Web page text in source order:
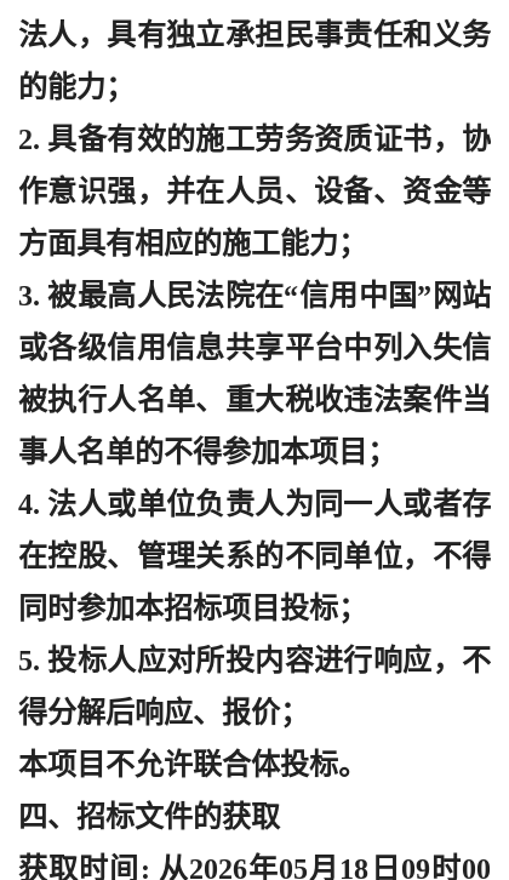
法人，具有独立承担民事责任和义务
的能力；
2. 具备有效的施工劳务资质证书，协
作意识强，并在人员、设备、资金等
方面具有相应的施工能力；
3. 被最高人民法院在“信用中国”网站
或各级信用信息共享平台中列入失信
被执行人名单、重大税收违法案件当
事人名单的不得参加本项目；
4. 法人或单位负责人为同一人或者存
在控股、管理关系的不同单位，不得
同时参加本招标项目投标；
5. 投标人应对所投内容进行响应，不
得分解后响应、报价；
本项目不允许联合体投标。
四、招标文件的获取
获取时间 : 从2026年05月18日09时00